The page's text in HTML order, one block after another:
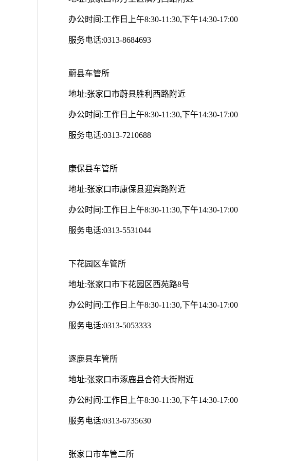
办公时间:工作日上午8:30-11:30,下午14:30-17:00
服务电话:0313-8684693
蔚县车管所
地址:张家口市蔚县胜利西路附近
办公时间:工作日上午8:30-11:30,下午14:30-17:00
服务电话:0313-7210688
康保县车管所
地址:张家口市康保县迎宾路附近
办公时间:工作日上午8:30-11:30,下午14:30-17:00
服务电话:0313-5531044
下花园区车管所
地址:张家口市下花园区西苑路8号
办公时间:工作日上午8:30-11:30,下午14:30-17:00
服务电话:0313-5053333
逐鹿县车管所
地址:张家口市涿鹿县合符大街附近
办公时间:工作日上午8:30-11:30,下午14:30-17:00
服务电话:0313-6735630
张家口市车管二所